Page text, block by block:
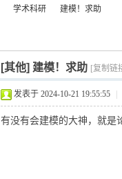
学术科研
›
建模！求助
[其他] 建模！求助 [复制链
发表于 2024-10-21 19:55:55
有没有会建模的大神，就是